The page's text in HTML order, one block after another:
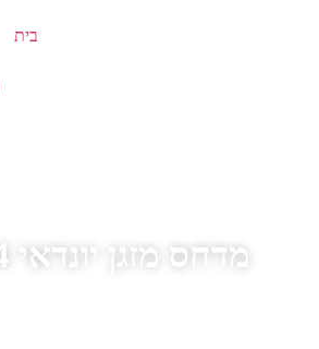
בית
מדחס מזגן יונדאי i20 1.4 אוטו’ Inspire שנת ייצור 2014